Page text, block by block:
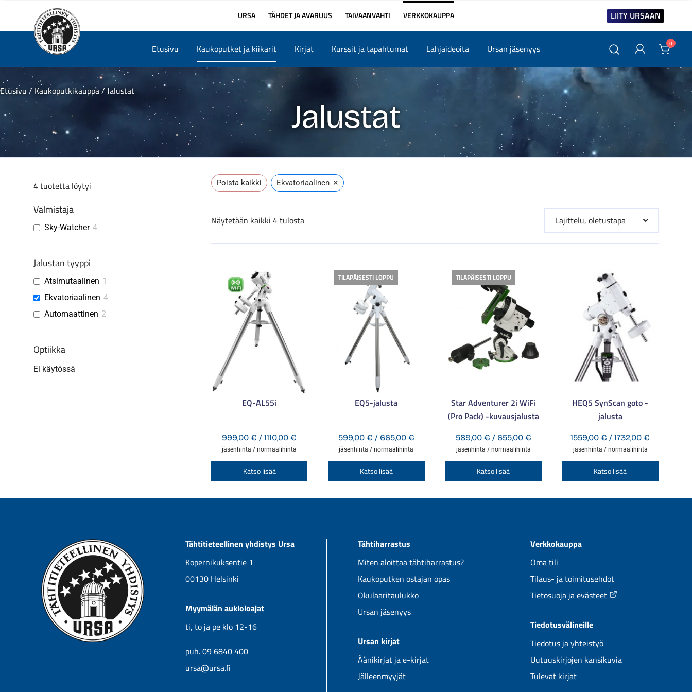
URSA TÄHDET JA AVARUUS TAIVAANVAHTI VERKKOKAUPPA LIITY URSAAN
Etusivu Kaukoputket ja kiikarit Kirjat Kurssit ja tapahtumat Lahjaideoita Ursan jäsenyys 0
Etusivu / Kaukoputkikauppa/ Jalustat
Jalustat
Poista kaikki Ekvatoriaalinen ×
Näytetään kaikki 4 tulosta
EQ-AL55i
999,00€ /1110,00€ Hintaluokka:
-
jäsenhinta / normaalihinta
Katso lisää
tuotteella
TILAPÄISESTI LOPPU
EQ5-jalusta
599,00 € / 665,00 €Hintaluokka:
-
jäsenhinta / normaalihinta
Katso lisää
tuotteella
valinnat
sivulla.
TILAPÄISESTI LOPPU
Star Adventurer 2i WiFi
(Pro Pack) -kuvausjalusta
589,00 € / 655,00 €Hintaluokka:
-
jäsenhinta / normaalihinta
Katso lisää
tuotteella
tehdä
valinnat
tuotteen
sivulla.
HEQ5 SynScan goto -
jalusta
1559,00€ /1732,00€
-
jäsenhinta / normaalihinta
Katso lisää
tuotteella
4tuotetta löytyi
Valmistaja
Sky-Watcher 4
Jalustan tyyppi
Atsimutaalinen 1
Ekvatoriaalinen 4
Automaattinen 2
Optiikka
Ei käytössä
Tähtitieteellinen yhdistys Ursa
Kopernikuksentie 1
00130 Helsinki
Myymälän aukioloajat
ti, to ja pe klo 12-16
puh. 09 6840 400
ursa@ursa.fi
Tähtiharrastus
Miten aloittaa tähtiharrastus?
Kaukoputken ostajan opas
Okulaaritaulukko
Ursan jäsenyys
Ursan kirjat
Äänikirjat ja e-kirjat
Jälleenmyyjät
Verkkokauppa
Oma tili
Tilaus- ja toimitusehdot
Tietosuoja ja evästeet
Tiedotusvälineille
Tiedotus ja yhteistyö
Uutuuskirjojen kansikuvia
Tulevat kirjat